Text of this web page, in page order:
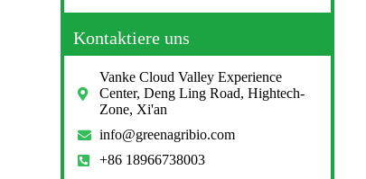
Kontaktiere uns
Vanke Cloud Valley Experience
Center, Deng Ling Road, Hightech-
Zone, Xi'an
info@greenagribio.com
+86 18966738003